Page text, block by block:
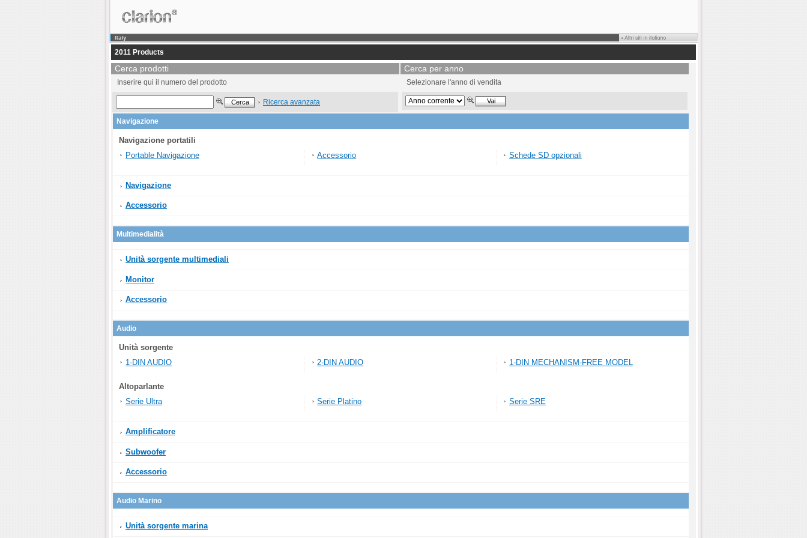
2011 Products
Cerca prodotti
Inserire qui il numero del prodotto
Ricerca avanzata
Cerca per anno
Selezionare l'anno di vendita
Navigazione
Navigazione portatili
Portable Navigazione
Accessorio Schede SD opzionali
Navigazione
Accessorio
Multimedialità
Unità sorgente multimediali
Monitor
Accessorio
Audio
Unità sorgente
1-DIN AUDIO
2-DIN AUDIO 1-DIN MECHANISM-FREE MODEL
Altoparlante
Serie Ultra
Serie Platino Serie SRE
Amplificatore
Subwoofer
Accessorio
Audio Marino
Unità sorgente marina